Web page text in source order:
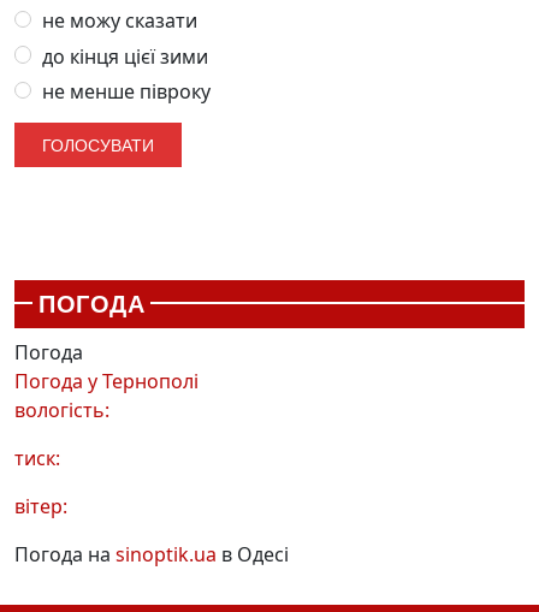
не можу сказати
до кінця цієї зими
не менше півроку
ПОГОДА
Погода
Погода уТернополі
вологість:
тиск:
вітер:
Погода на sinoptik.ua в Одесі